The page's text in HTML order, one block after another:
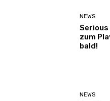
NEWS
zum
bald!
NEWS